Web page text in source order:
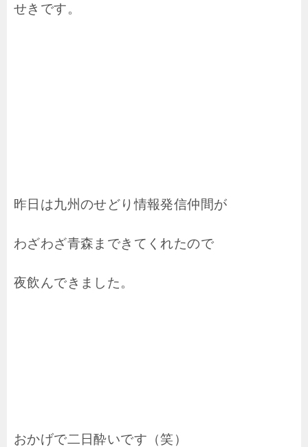
せきです。
昨日は九州のせどり情報発信仲間が
わざわざ青森まできてくれたので
夜飲んできました。
おかげで二日酔いです（笑）